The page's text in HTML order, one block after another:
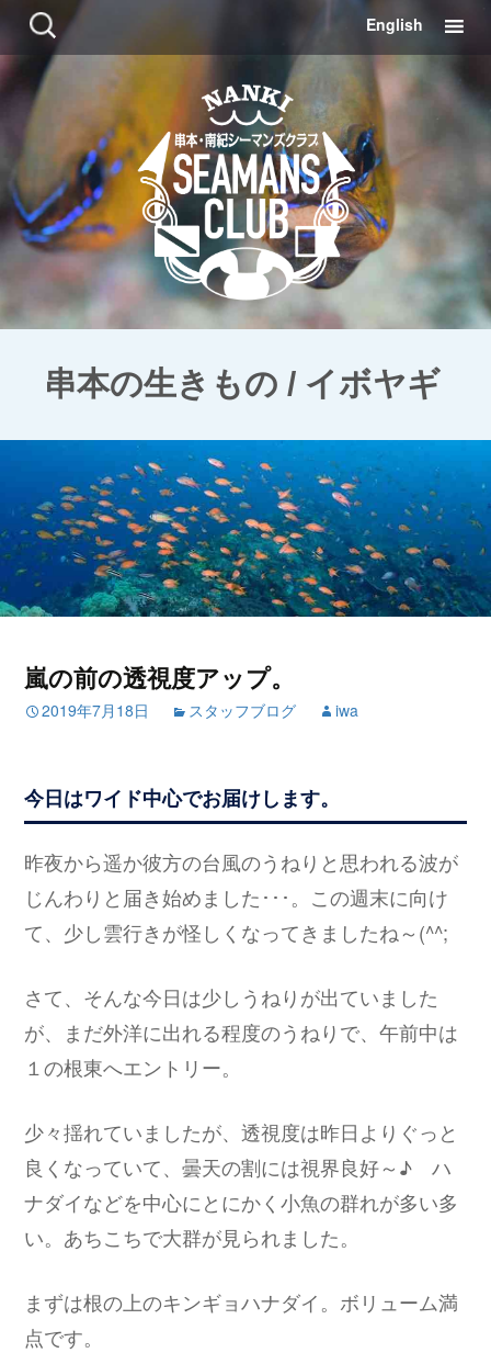
検
索:
コ
ン
ツ
に
English
串本の生きもの / イボヤギ
嵐の前の透視度アップ。
2019年7月18日 スタッフブログ iwa
今日はワイド中心でお届けします。
昨夜から遥か彼方の台風のうねりと思われる波が
じんわりと届き始めました･･･。この週末に向け
て、少し雲行きが怪しくなってきましたね～(^^;
さて、そんな今日は少しうねりが出ていました
が、まだ外洋に出れる程度のうねりで、午前中は
１の根東へエントリー。
少々揺れていましたが、透視度は昨日よりぐっと
良くなっていて、曇天の割には視界良好～♪ ハ
ナダイなどを中心にとにかく小魚の群れが多い多
い。あちこちで大群が見られました。
まずは根の上のキンギョハナダイ。ボリューム満
点です。